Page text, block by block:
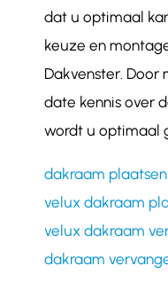
dat u optimaal
keuze en
Dakvenster. Door
date kennis over
wordt u optimaal
dakraam plaatsen
velux dakraam
velux dakraam
dakraam